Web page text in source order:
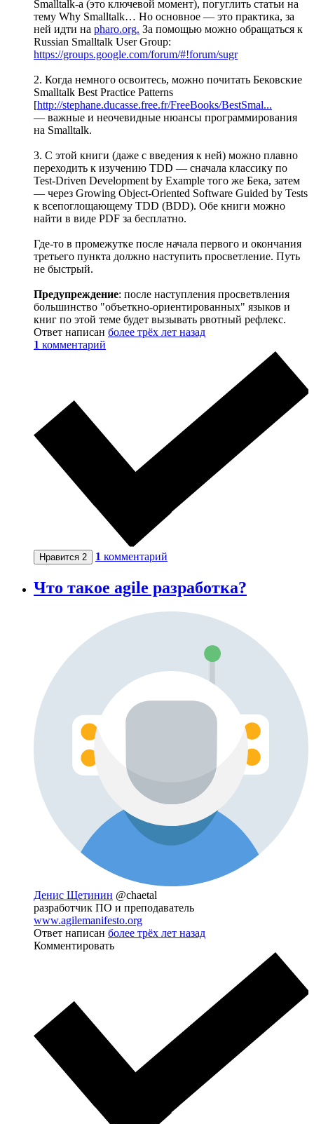
Smalltalk-а (это ключевой момент), погуглить статьи на
тему Why Smalltalk… Но основное — это практика, за
ней идти на pharo.org. За помощью можно обращаться к
Russian Smalltalk User Group:
https://groups.google.com/forum/#!forum/sugr
2. Когда немного освоитесь, можно почитать Бековские
Smalltalk Best Practice Patterns
[http://stephane.ducasse.free.fr/FreeBooks/BestSmal...
— важные и неочевидные нюансы программирования
на Smalltalk.
3. С этой книги (даже с введения к ней) можно плавно
переходить к изучению TDD — сначала классику по
Test-Driven Development by Example того же Бека, затем
— через Growing Object-Oriented Software Guided by Tests
к всепоглощающему TDD (BDD). Обе книги можно
найти в виде PDF за бесплатно.
Где-то в промежутке после начала первого и окончания
третьего пункта должно наступить просветление. Путь
не быстрый.
Предупреждение: после наступления просветвления
большинство "объеткно-ориентированных" языков и
книг по этой теме будет вызывать рвотный рефлекс.
Ответ написан более трёх лет назад
1 комментарий
Нравится 2 1 комментарий
Что такое agile разработка?
Денис Щетинин @chaetal
разработчик ПО и преподаватель
www.agilemanifesto.org
Ответ написан более трёх лет назад
Комментировать